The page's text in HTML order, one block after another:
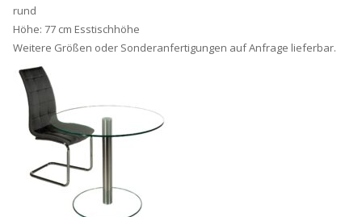
rund
Höhe: 77 cm Esstischhöhe
Weitere Größen oder Sonderanfertigungen auf Anfrage lieferbar.